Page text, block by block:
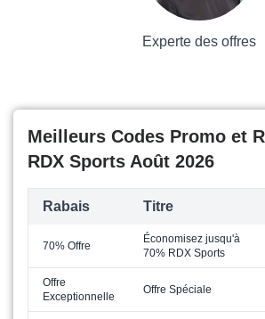
Experte des offres
Meilleurs Codes Promo et
RDX Sports Août 2026
Rabais Titre
70% Offre
Économisez jusqu'à
70% RDX Sports
Offre
Exceptionnelle
Offre Spéciale